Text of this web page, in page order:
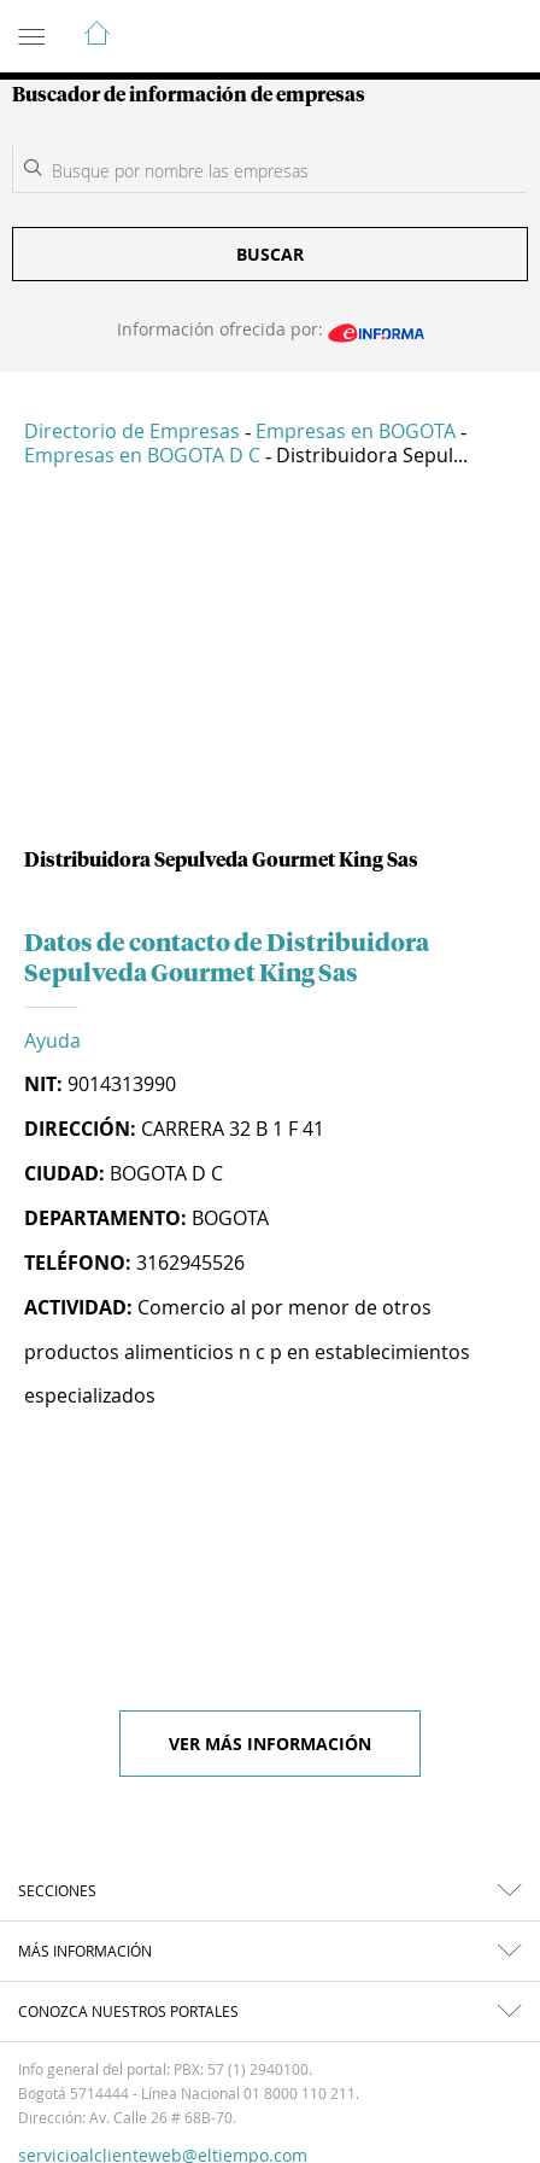
Guía de Empresas Colombianas
Buscador de información de empresas
BUSCAR
Información ofrecida por:
Directorio de Empresas - Empresas en BOGOTA -
Empresas en BOGOTA D C - Distribuidora Sepul...
Distribuidora Sepulveda Gourmet King Sas
Datos de contacto de Distribuidora
Sepulveda Gourmet King Sas
Ayuda
NIT: 9014313990
DIRECCIÓN: CARRERA 32 B 1 F 41
CIUDAD: BOGOTA D C
DEPARTAMENTO: BOGOTA
TELÉFONO: 3162945526
ACTIVIDAD: Comercio al por menor de otros
productos alimenticios n c p en establecimientos
especializados
VER MÁS INFORMACIÓN
SECCIONES
MÁS INFORMACIÓN
CONOZCA NUESTROS PORTALES
Info general del portal: PBX: 57 (1) 2940100.
Bogotá 5714444 - Línea Nacional 01 8000 110 211.
Dirección: Av. Calle 26 # 68B-70.
servicioalclienteweb@eltiempo.com